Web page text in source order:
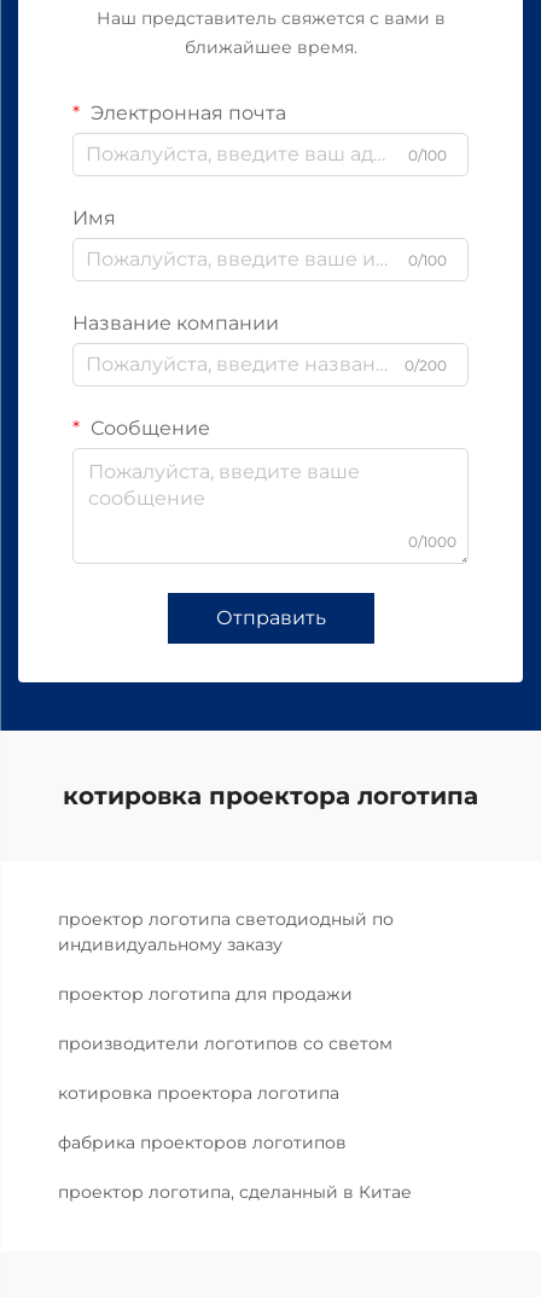
Наш представитель свяжется с вами в
ближайшее время.
Электронная почта
0/100
Имя
0/100
Название компании
0/200
Сообщение
0/1000
Отправить
котировка проектора логотипа
проектор логотипа светодиодный по
индивидуальному заказу
проектор логотипа для продажи
производители логотипов со светом
котировка проектора логотипа
фабрика проекторов логотипов
проектор логотипа, сделанный в Китае